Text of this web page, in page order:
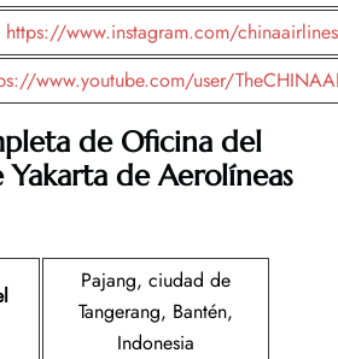
https://www.instagram.com/
www.youtube.com/user/
de Oficina del
de Aerolíneas
Pajang, ciudad de
Tangerang, Bantén,
Indonesia